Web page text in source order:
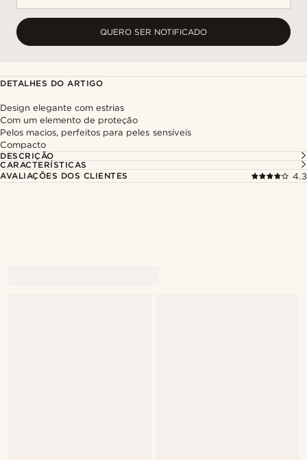
QUERO SER NOTIFICADO
DETALHES DO ARTIGO
Design elegante com estrias
Com um elemento de proteção
Pelos macios, perfeitos para peles sensíveis
Compacto
DESCRIÇÃO
CARACTERÍSTICAS
AVALIAÇÕES DOS CLIENTES
4.3